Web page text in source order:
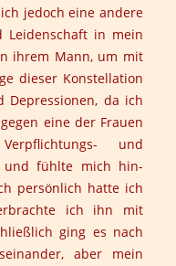
jedoch eine andere
Leidenschaft in mein
ihrem Mann, um mit
dieser Konstellation
Depressionen, da ich
eine der Frauen
und
und fühlte mich hin-
persönlich hatte ich
ich ihn mit
ging es nach
aber mein